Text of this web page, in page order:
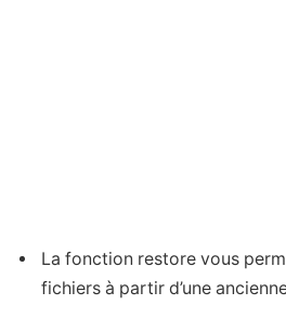
La fonction restore vous
fichiers à partir d’une